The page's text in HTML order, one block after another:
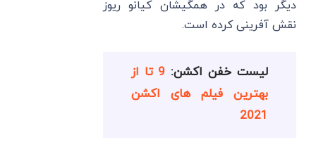
دیگر بود که در همگیشان کیانو ریوز
نقش آفرینی کرده است.
لیست خفن اکشن:
9 تا از
بهترین فیلم های اکشن
2021